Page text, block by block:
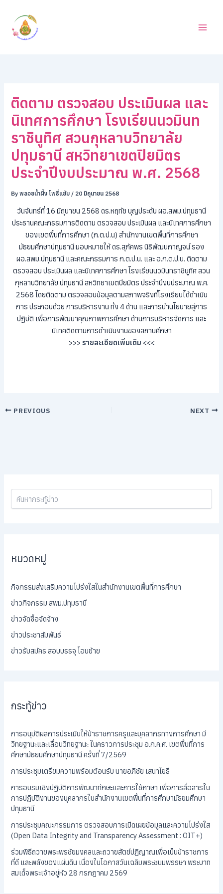
content
ติดตาม ตรวจสอบ ประเมินผล และ
นิเทศการศึกษา โรงเรียนนวมินท
ราชินูทิศ สวนกุหลาบวิทยาลัย
ปทุมธานี สหวิทยาเขตปิยมิตร
ประจำปีงบประมาณ พ.ศ. 2568
Byพลอยน้ำผึ้ง โพธิ์แย้ม / 20 มิถุนายน 2568
วันจันทร์ที่ 16 มิถุนายน 2568 ดร.หฤทัย บุญประดับ ผอ.สพม.ปทุมธานี
ประธานคณะกรรมการติดตาม ตรวจสอบ ประเมินผล และนิเทศการศึกษา
ของเขตพื้นที่การศึกษา (ก.ต.ป.น) สำนักงานเขตพื้นที่การศึกษา
มัธยมศึกษาปทุมธานี มอบหมายให้ ดร.สุภัคพร นิธิพัฒนกาญจน์ รอง
ผอ.สพม.ปทุมธานี และคณะกรรมการ ก.ต.ป.น. และ อ.ก.ต.ป.น. ติดตาม
ตรวจสอบ ประเมินผล และนิเทศการศึกษา โรงเรียนนวมินทราชินูทิศ สวน
กุหลาบวิทยาลัย ปทุมธานี สหวิทยาเขตปิยมิตร ประจำปีงบประมาณ พ.ศ.
2568 โดยติดตาม ตรวจสอบข้อมูลตามสภาพจริงที่โรงเรียนได้ดำเนิน
การ ประกอบด้วย การบริหารงาน ทั้ง 4 ด้าน และการนำนโยบายสู่การ
ปฏิบัติ เพื่อการพัฒนาคุณภาพการศึกษา ด้านการบริหารจัดการ และ
นิเทศติดตามการดำเนินงานของสถานศึกษา
>>> รายละเอียดเพิ่มเติม <<<
PREVIOUS NEXT
ห
า
หมวดหมู่
กิจกรรมส่งเสริมความโปร่งใสในสำนักงานเขตพื้นที่การศึกษา
ข่าวกิจกรรม สพม.ปทุมธานี
ข่าวจัดซื้อจัดจ้าง
ข่าวประชาสัมพันธ์
ข่าวรับสมัคร สอบบรรจุ โอนย้าย
กระทู้ข่าว
การอนุมัติผลการประเมินให้ข้าราชการครูและบุคลากรทางการศึกษา มี
วิทยฐานะและเลื่อนวิทยฐานะ ในคราวการประชุม อ.ก.ค.ศ. เขตพื้นที่การ
ศึกษามัธยมศึกษาปทุมธานี ครั้งที่ 7/2569
การประชุมเตรียมความพร้อมต้อนรับ นายอภิชัย เสนาโยธี
การอบรมเชิงปฏิบัติการพัฒนาทักษะและการใช้ภาษา เพื่อการสื่อสารใน
การปฏิบัติงานของบุคลากรในสำนักงานเขตพื้นที่การศึกษามัธยมศึกษา
ปทุมธานี
การประชุมคณะกรรมการ ตรวจสอบการเปิดเผยข้อมูลและความโปร่งใส
(Open Data Integrity and Transparency Assessment : OIT+)
ร่วมพิธีถวายพระพรชัยมงคลและถวายสัตย์ปฏิญาณเพื่อเป็นข้าราชการ
ที่ดี และพลังของแผ่นดิน เนื่องในโอกาสวันเฉลิมพระชนมพรรษา พระบาท
สมเด็จพระเจ้าอยู่หัว 28 กรกฎาคม 2569